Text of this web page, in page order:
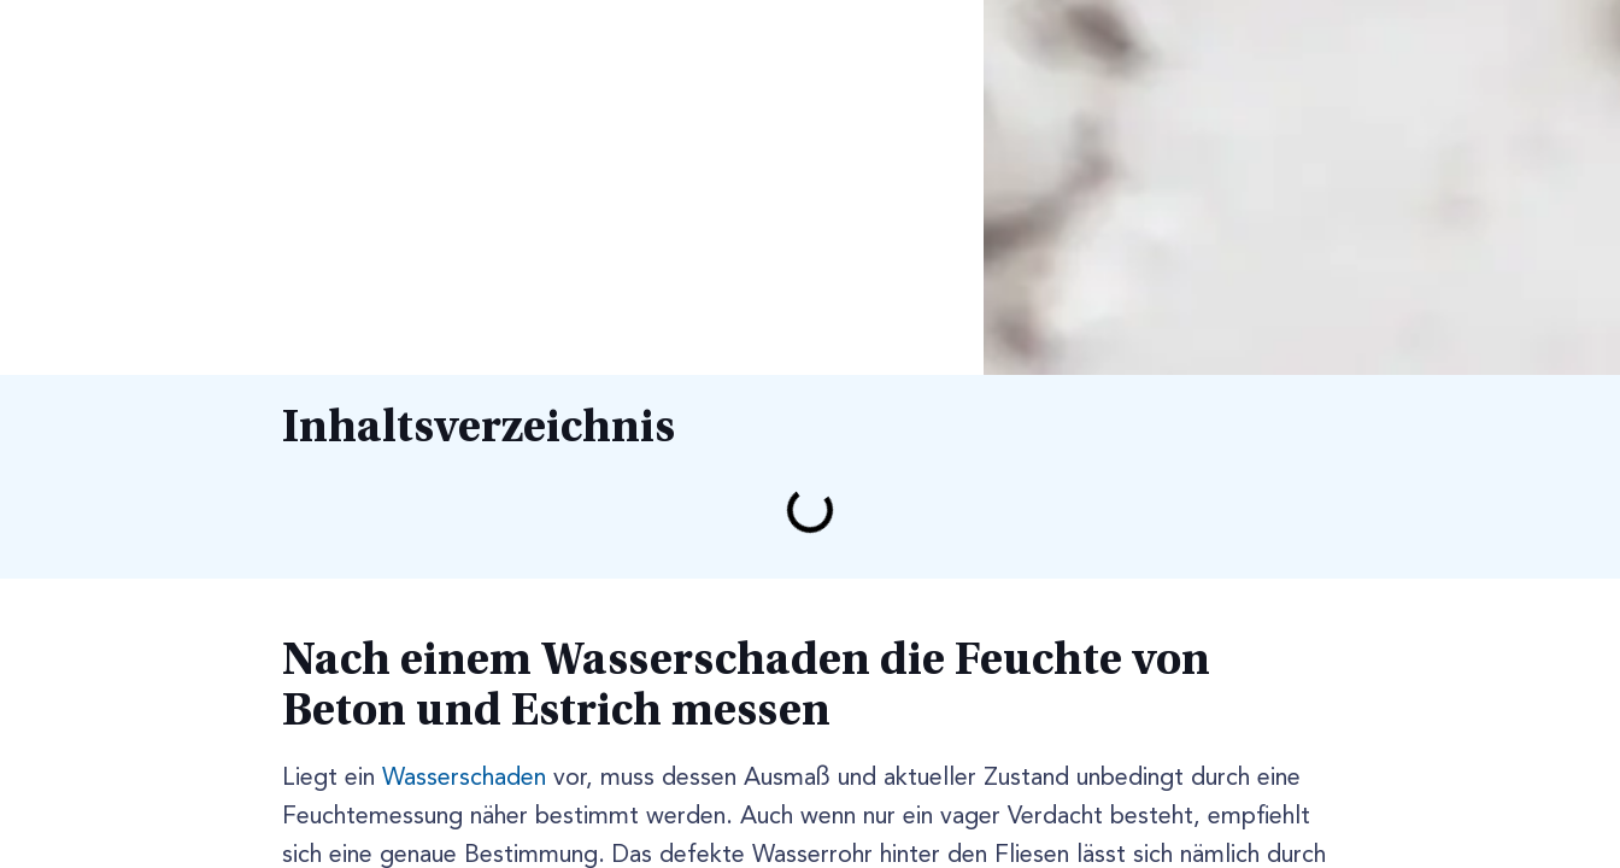
Inhaltsverzeichnis
Nach einem Wasserschaden die Feuchte von
Beton und Estrich messen
Liegt ein Wasserschaden vor, muss dessen Ausmaß und aktueller Zustand unbedingt durch eine
Feuchtemessung näher bestimmt werden. Auch wenn nur ein vager Verdacht besteht, empfiehlt
sich eine genaue Bestimmung. Das defekte Wasserrohr hinter den Fliesen lässt sich nämlich durch